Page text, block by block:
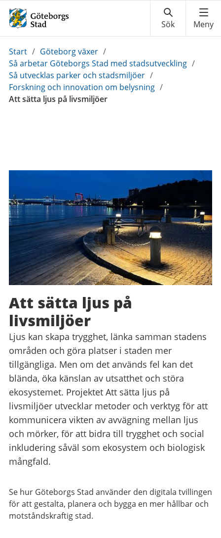
Du
är
här:
Start / Göteborg växer /
Så arbetar Göteborgs Stad med stadsutveckling /
Så utvecklas parker och stadsmiljöer /
Forskning och innovation om belysning /
Att sätta ljus på livsmiljöer
Att sätta ljus på
livsmiljöer
Ljus kan skapa trygghet, länka samman stadens
områden och göra platser i staden mer
tillgängliga. Men om det används fel kan det
blända, öka känslan av utsatthet och störa
ekosystemet. Projektet Att sätta ljus på
livsmiljöer utvecklar metoder och verktyg för att
kommunicera vikten av avvägning mellan ljus
och mörker, för att bidra till trygghet och social
inkludering såväl som ekosystem och biologisk
mångfald.
Se hur Göteborgs Stad använder den digitala tvillingen
för att gestalta, planera och bygga en mer hållbar och
motståndskraftig stad.